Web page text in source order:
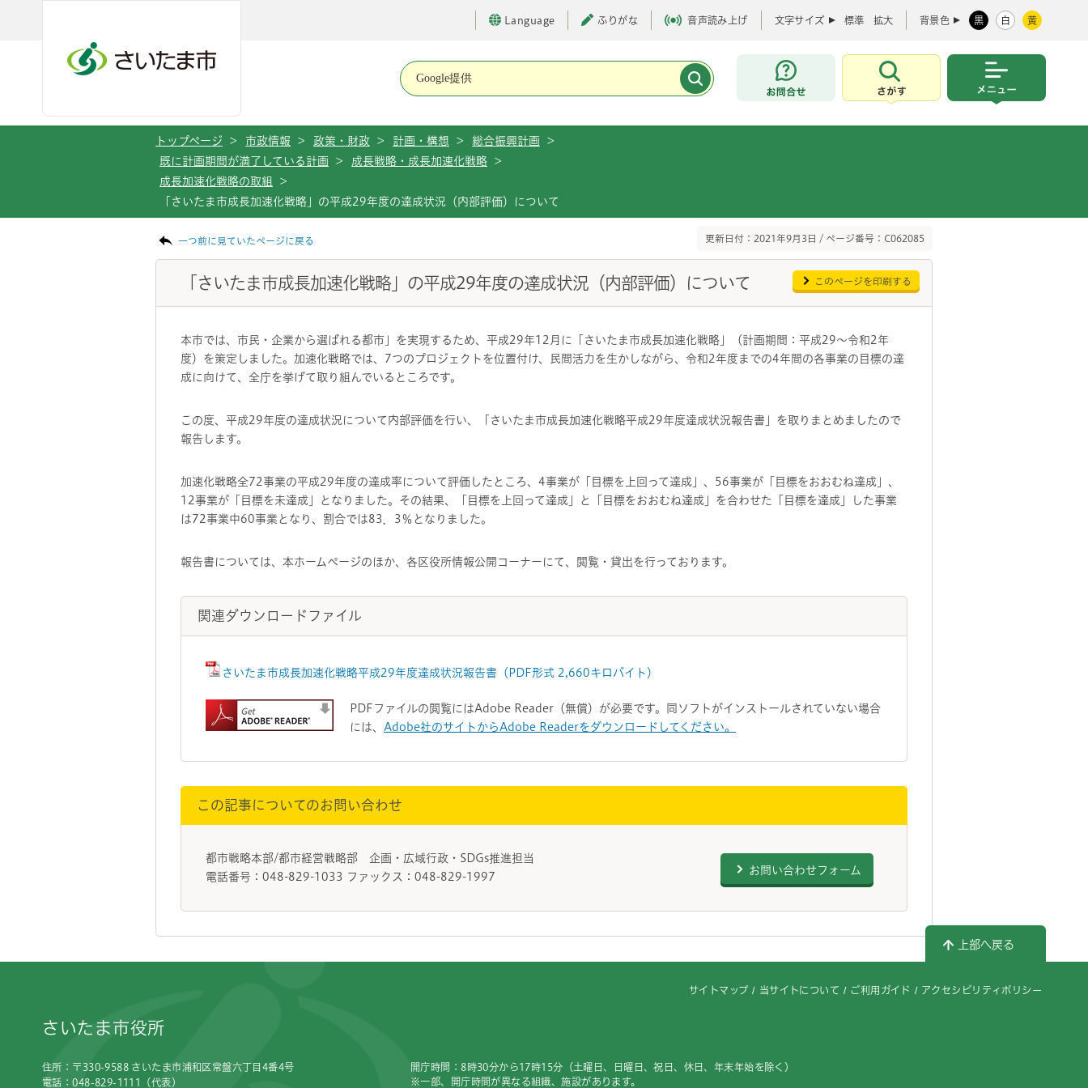
Language ふりがな 音声読み上げ 文字サイズ 標準 拡大 背景色 黒 白 黄
お問合せ
さがす
トップページ > 市政情報 > 政策・財政 > 計画・構想 > 総合振興計画
>
既に計画期間が満了している計画
> 成長戦略・成長加速化戦略
>
成長加速化戦略の取組
>
「さいたま市成長加速化戦略」の平成29年度の達成状況（内部評価）について
一つ前に見ていたページに戻る 更新日付：2021年9月3日 / ページ番号：C062085
「さいたま市成長加速化戦略」の平成29年度の達成状況（内部評価）について このページを印刷する
本市では、市民・企業から選ばれる都市」を実現するため、平成29年12月に「さいたま市成長加速化戦略」（計画期間：平成29～令和2年
度）を策定しました。加速化戦略では、7つのプロジェクトを位置付け、民間活力を生かしながら、令和2年度までの4年間の各事業の目標の達
成に向けて、全庁を挙げて取り組んでいるところです。
この度、平成29年度の達成状況について内部評価を行い、「さいたま市成長加速化戦略平成29年度達成状況報告書」を取りまとめましたので
報告します。
加速化戦略全72事業の平成29年度の達成率について評価したところ、4事業が「目標を上回って達成」、56事業が「目標をおおむね達成」、
12事業が「目標を未達成」となりました。その結果、「目標を上回って達成」と「目標をおおむね達成」を合わせた「目標を達成」した事業
は72事業中60事業となり、割合では83．3％となりました。
報告書については、本ホームページのほか、各区役所情報公開コーナーにて、閲覧・貸出を行っております。
関連ダウンロードファイル
さいたま市成長加速化戦略平成29年度達成状況報告書（PDF形式 2,660キロバイト）
PDFファイルの閲覧にはAdobe Reader（無償）が必要です。同ソフトがインストールされていない場合
には、 Adobe社のサイトからAdobe Readerをダウンロードしてください。
この記事についてのお問い合わせ
都市戦略本部/都市経営戦略部 企画・広域行政・SDGs推進担当
電話番号：048-829-1033 ファックス：048-829-1997
お問い合わせフォーム
上部へ戻る
サイトマップ 当サイトについて ご利用ガイド アクセシビリティポリシー
さいたま市役所
住所：〒330-9588 さいたま市浦和区常盤六丁目4番4号
電話：048-829-1111（代表）
開庁時間：8時30分から17時15分（土曜日、日曜日、祝日、休日、年末年始を除く）
※一部、開庁時間が異なる組織、施設があります。